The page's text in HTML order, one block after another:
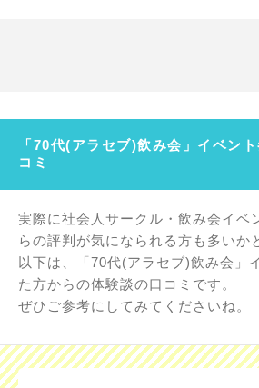
「70代(アラセブ)飲み会」イベン
コミ
実際に社会人サークル・飲み会イベ
らの評判が気になられる方も多いか
以下は、「70代(アラセブ)飲み会」
た方からの体験談の口コミです。
ぜひご参考にしてみてくださいね。